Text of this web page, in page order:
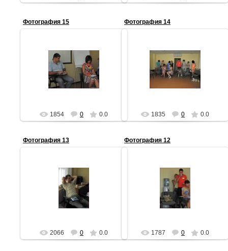
Фотография 15
11.08.2012
АЧ
1854 0 0.0
Фотография 14
11.08.2012
АЧ
1835 0 0.0
Фотография 13
11.08.2012
АЧ
2066 0 0.0
Фотография 12
11.08.2012
АЧ
1787 0 0.0